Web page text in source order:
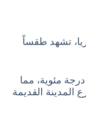
تشهد طقساً
درجات الحرارة تتراوح بين 12 و18 درجة مئوية، مما
المدينة القديمة